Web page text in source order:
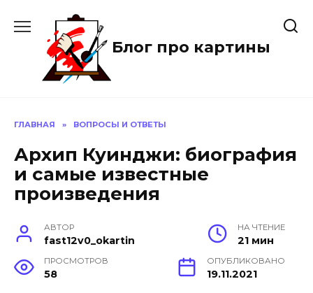
содержанию
Блог про картины
ГЛАВНАЯ » ВОПРОСЫ И ОТВЕТЫ
Архип Куинджи: биография
и самые известные
произведения
АВТОР
fast12v0_okartin
НА ЧТЕНИЕ
21 мин
ПРОСМОТРОВ
58
ОПУБЛИКОВАНО
19.11.2021